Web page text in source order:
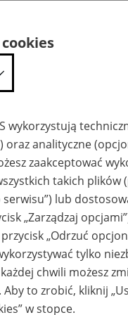
do siebie:
wykorzystują
oraz analityczne
zaakceptować
takich plików
serwisu”) lub
„Zarządzaj
„Odrzuć
tylko
chwili możesz
to zrobić, kliknij
w stopce.